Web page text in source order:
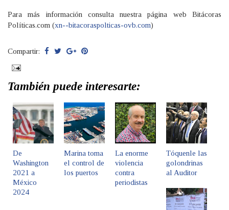
Para más información consulta nuestra página web Bitácoras
Políticas.com (xn--bitacoraspolticas-ovb.com)
Compartir:
También puede interesarte:
De
Washington
2021 a
México
2024
Marina toma
el control de
los puertos
La enorme
violencia
contra
periodistas
Tóquenle las
golondrinas
al Auditor